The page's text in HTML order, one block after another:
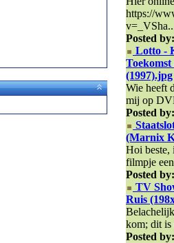
https://
Posted by:
Lotto -
(1997).jpg
Wie heeft
mij op
Posted by:
(Marnix
Hoi beste,
filmpje
Posted by:
TV
Ruis
kom; dit is
Posted by: